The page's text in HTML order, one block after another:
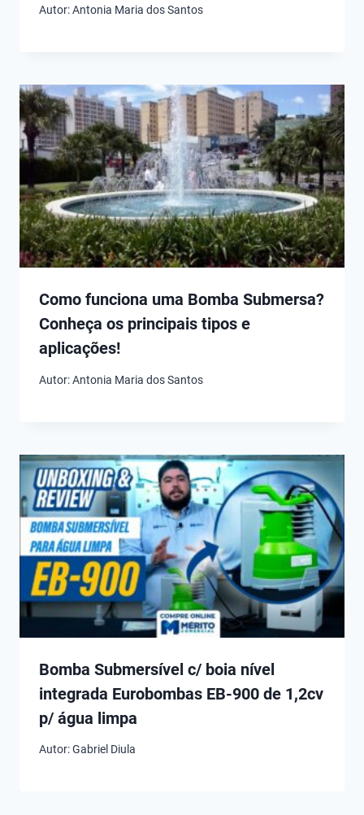
Autor:Antonia Maria dos Santos
Como funciona uma Bomba Submersa?
Conheça os principais tipos e
aplicações!
Autor:Antonia Maria dos Santos
Bomba Submersível c/ boia nível
integrada Eurobombas EB-900 de 1,2cv
p/ água limpa
Autor:Gabriel Diula